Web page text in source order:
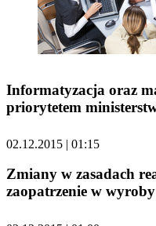
Informatyzacja oraz
priorytetem
02.12.2015 | 01:15
Zmiany w zasadach
zaopatrzenie w